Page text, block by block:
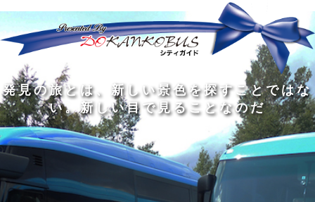
旅 の 程 に こそ価値があ る
発見の旅と は 新 し い景色を探す ことではな
い。 新 しい目 で見 る こ と なのだ
人間の幅を広 げる ものは3つある。人と会
い、 本 を読み 、旅 を す る ことだ
私は旅 をす るために旅をする
旅 の 程 に こそ価値があ る
どんなに洗 練 れ た 大人の中にも 、外に出た
くてし ょうがない小さな 子供がいる
旅をするの は 着 す るためではな く、旅をす
るた めで あ る
旅は 真 知 識 の大きな泉で ある